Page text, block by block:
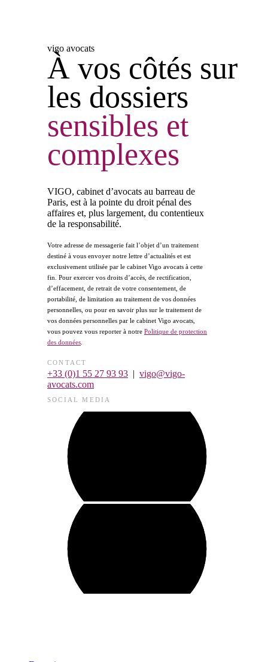
vigo avocats
À vos côtés sur
les dossiers
sensibles et
complexes
VIGO, cabinet d’avocats au barreau de
Paris, est à la pointe du droit pénal des
affaires et, plus largement, du contentieux
de la responsabilité.
Votre adresse de messagerie fait l’objet d’un traitement
destiné à vous envoyer notre lettre d’actualités et est
exclusivement utilisée par le cabinet Vigo avocats à cette
fin. Pour exercer vos droits d’accès, de rectification,
d’effacement, de retrait de votre consentement, de
portabilité, de limitation au traitement de vos données
personnelles, ou pour en savoir plus sur le traitement de
vos données personnelles par le cabinet Vigo avocats,
vous pouvez vous reporter à notre Politique de protection
des données
CONTACT
+33 (0)1 55 27 93 93 | vigo@vigo-
avocats.com
SOCIAL MEDIA